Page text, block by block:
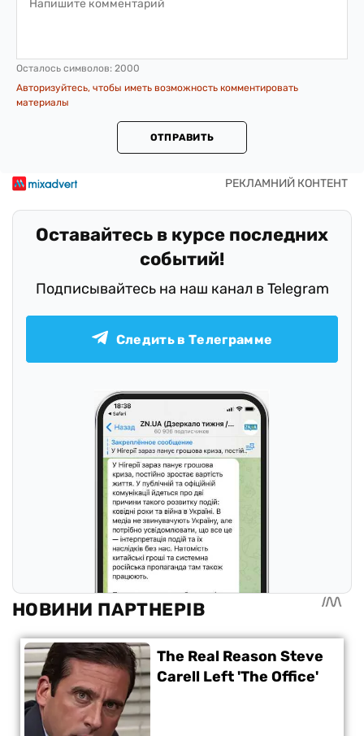
Осталось символов: 2000
Авторизуйтесь, чтобы иметь возможность комментировать
материалы
ОТПРАВИТЬ
Оставайтесь в курсе последних
событий!
Подписывайтесь на наш канал в Telegram
Следить в Телеграмме